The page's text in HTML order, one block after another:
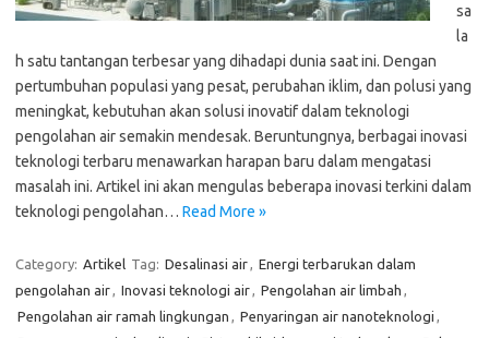
sa
la
h satu tantangan terbesar yang dihadapi dunia saat ini. Dengan
pertumbuhan populasi yang pesat, perubahan iklim, dan polusi yang
meningkat, kebutuhan akan solusi inovatif dalam teknologi
pengolahan air semakin mendesak. Beruntungnya, berbagai inovasi
teknologi terbaru menawarkan harapan baru dalam mengatasi
masalah ini. Artikel ini akan mengulas beberapa inovasi terkini dalam
teknologi pengolahan… Read More »
Category: Artikel Tag: Desalinasi air, Energi terbarukan dalam
pengolahan air, Inovasi teknologi air, Pengolahan air limbah ,
Pengolahan air ramah lingkungan , Penyaringan air nanoteknologi ,